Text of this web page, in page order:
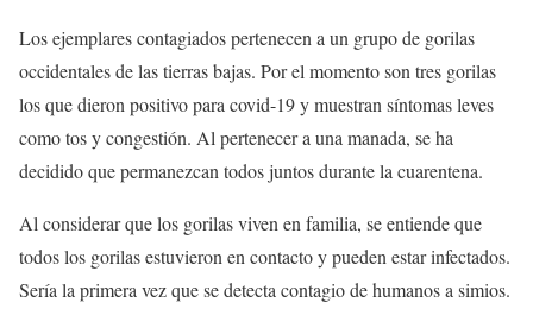
Los ejemplares contagiados pertenecen a un grupo de gorilas
occidentales de las tierras bajas. Por el momento son tres gorilas
los que dieron positivo para covid-19 y muestran síntomas leves
como tos y congestión. Al pertenecer a una manada, se ha
decidido que permanezcan todos juntos durante la cuarentena.
Al considerar que los gorilas viven en familia, se entiende que
todos los gorilas estuvieron en contacto y pueden estar infectados.
Sería la primera vez que se detecta contagio de humanos a simios.